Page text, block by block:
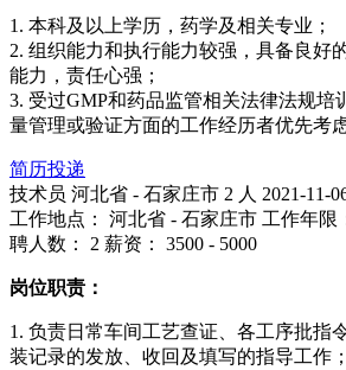
1. 本科及以上学历，药学及相关专业；
2. 组织能力和执行能力较强，具备良好
能力，责任心强；
3. 受过GMP和药品监管相关法律法规培
量管理或验证方面的工作经历者优先考虑
简历投递
技术员 河北省 - 石家庄市 2 人 2021-11-
工作地点： 河北省 - 石家庄市 工作年限
聘人数： 2 薪资： 3500 - 5000
岗位职责：
1. 负责日常车间工艺查证、各工序批指
装记录的发放、收回及填写的指导工作；